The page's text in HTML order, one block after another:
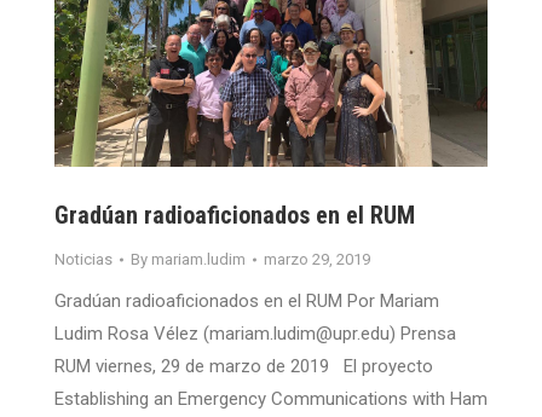
Gradúan radioaficionados en el RUM
Noticias By mariam.ludim marzo 29, 2019
Gradúan radioaficionados en el RUM Por Mariam
Ludim Rosa Vélez (mariam.ludim@upr.edu) Prensa
RUM viernes, 29 de marzo de 2019 El proyecto
Establishing an Emergency Communications with Ham